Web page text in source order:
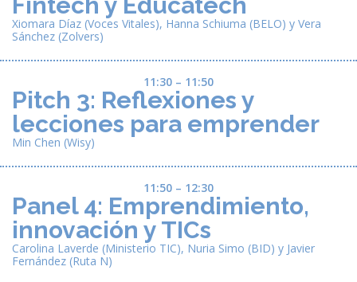
Xiomara Díaz (Voces Vitales), Hanna Schiuma (BELO) y Vera
Sánchez (Zolvers)
11:30 – 11:50
Pitch 3: Reflexiones y
lecciones para emprender
Min Chen (Wisy)
11:50 – 12:30
Panel 4: Emprendimiento,
innovación y TICs
Carolina Laverde (Ministerio TIC), Nuria Simo (BID) y Javier
Fernández (Ruta N)